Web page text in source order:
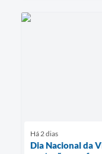
Há 2 dias
Dia Nacional da